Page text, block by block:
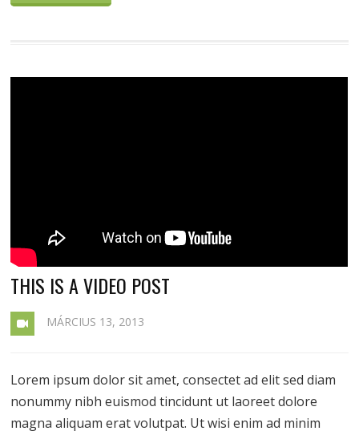
THIS IS A VIDEO POST
MÁRCIUS 13, 2013
Lorem ipsum dolor sit amet, consectet ad elit sed diam
nonummy nibh euismod tincidunt ut laoreet dolore
magna aliquam erat volutpat. Ut wisi enim ad minim